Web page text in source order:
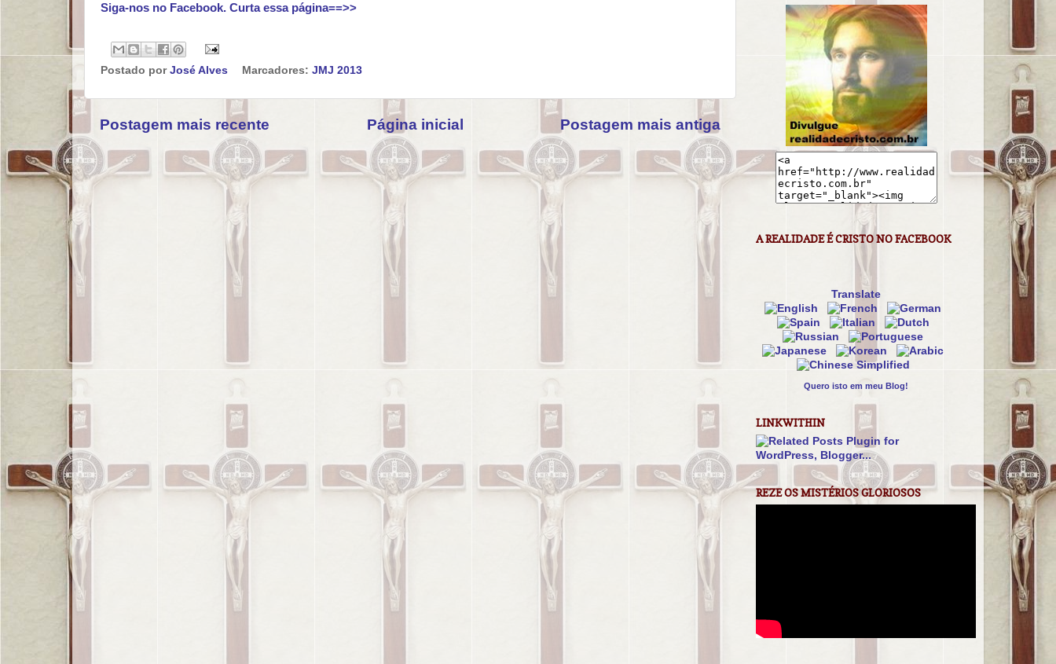
Siga-nos no Facebook. Curta essa página==>>
Postado por José Alves Marcadores: JMJ 2013
Postagem mais recente Postagem mais antiga
Página inicial
A REALIDADE É CRISTO NO FACEBOOK
Translate
Quero isto em meu Blog!
LINKWITHIN
REZE OS MISTÉRIOS GLORIOSOS